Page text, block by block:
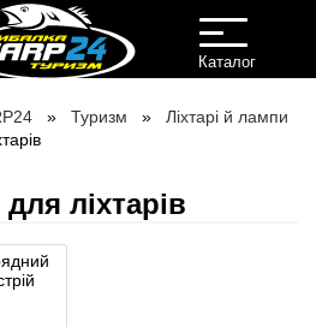
Toggle
navigation
Каталог
Туризм
Ліхтарі й лампи
ліхтарів